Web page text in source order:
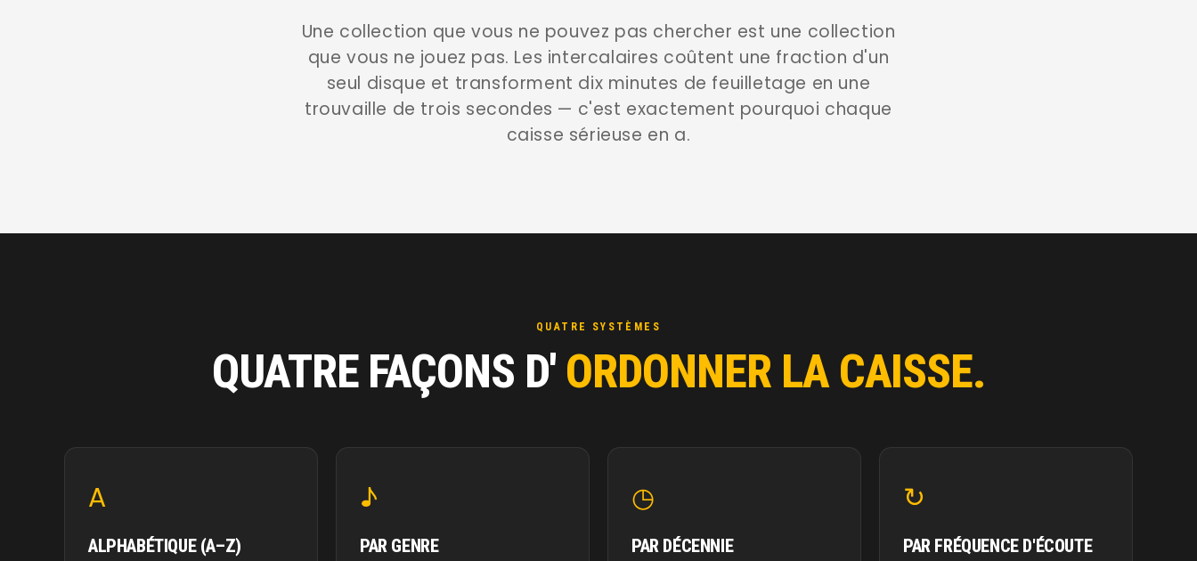
Une collection que vous ne pouvez pas chercher est une collection
que vous ne jouez pas. Les intercalaires coûtent une fraction d'un
seul disque et transforment dix minutes de feuilletage en une
trouvaille de trois secondes — c'est exactement pourquoi chaque
caisse sérieuse en a.
QUATRE SYSTÈMES
QUATRE FAÇONS D' ORDONNER LA CAISSE.
A
ALPHABÉTIQUE (A–Z)
♪
PAR GENRE
◷
PAR DÉCENNIE
↻
PAR FRÉQUENCE D'ÉCOUTE